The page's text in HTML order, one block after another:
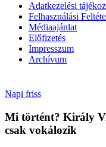
Adatkezelési
Felhasználási
Médiaajánlat
Előfizetés
Impresszum
Archívum
Napi friss
Mi történt? Király
csak vokálozik